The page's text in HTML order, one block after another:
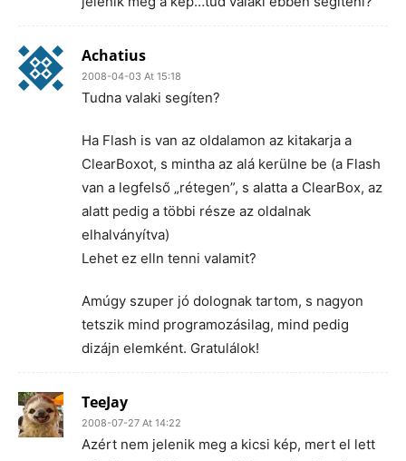
Achatius
2008-04-03 At 15:18
Tudna valaki segíten?
Ha Flash is van az oldalamon az kitakarja a
ClearBoxot, s mintha az alá kerülne be (a Flash
van a legfelső „rétegen”, s alatta a ClearBox, az
alatt pedig a többi része az oldalnak
elhalványítva)
Lehet ez elln tenni valamit?
Amúgy szuper jó dolognak tartom, s nagyon
tetszik mind programozásilag, mind pedig
dizájn elemként. Gratulálok!
TeeJay
2008-07-27 At 14:22
Azért nem jelenik meg a kicsi kép, mert el lett